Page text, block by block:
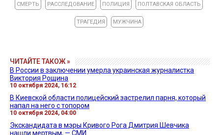
СМЕРТЬ РАССЛЕДОВАНИЕ ПОЛИЦИЯ ПОЛТАВСКАЯ ОБЛАСТЬ
ТРАГЕДИЯ МУЖЧИНА
ЧИТАЙТЕ ТАКОЖ »
В России в заключении умерла украинская журналистка
Виктория Рощина
10 октября 2024, 16:12
В Киевской области полицейский застрелил парня, который
напал на него с топором
10 октября 2024, 04:00
Экскандидата в мэры Кривого Рога Дмитрия Шевчика
нашли мертвым, — СМИ